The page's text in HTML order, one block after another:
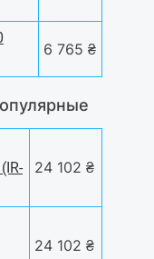
6 765 ₴
24 102 ₴
24 102 ₴